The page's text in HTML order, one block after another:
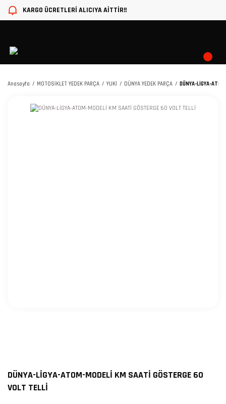
KARGO ÜCRETLERİ ALICIYA AİTTİR!!
Anasayfa MOTOSİKLET YEDEK PARÇA YUKİ DÜNYA YEDEK PARÇA DÜNYA-LİGYA-
DÜNYA-LİGYA-ATOM-MODELİ KM SAATİ GÖSTERGE 60
VOLT TELLİ